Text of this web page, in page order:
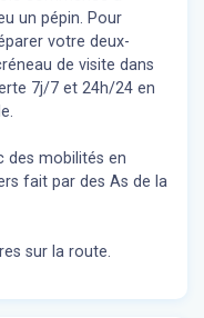
un pépin. Pour
votre deux-
de visite dans
7j/7 et 24h/24 en
des mobilités en
fait par des As de la
sur la route.